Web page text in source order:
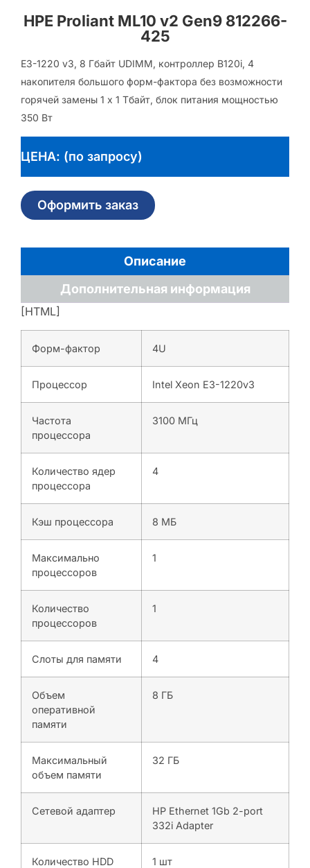
HPE Proliant ML10 v2 Gen9 812266-
425
E3-1220 v3, 8 Гбайт UDIMM, контроллер B120i, 4
накопителя большого форм-фактора без возможности
горячей замены 1 х 1 Тбайт, блок питания мощностью
350 Вт
ЦЕНА: (по запросу)
Оформить заказ
Описание
Дополнительная информация
[HTML]
Форм-фактор 4U
Процессор Intel Xeon E3-1220v3
Частота
процессора
3100 МГц
Количество ядер
процессора
4
Кэш процессора 8 МБ
Максимально
процессоров
1
Количество
процессоров
1
Слоты для памяти 4
Объем
оперативной
памяти
8 ГБ
Максимальный
объем памяти
32 ГБ
Сетевой адаптер
HP Ethernet 1Gb 2-port
332i Adapter
Количество HDD 1 шт